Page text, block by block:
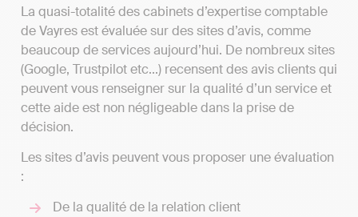
La quasi-totalité des cabinets d’expertise comptable
de Vayres est évaluée sur des sites d’avis, comme
beaucoup de services aujourd’hui. De nombreux sites
(Google, Trustpilot etc...) recensent des avis clients qui
peuvent vous renseigner sur la qualité d’un service et
cette aide est non négligeable dans la prise de
décision.
Les sites d’avis peuvent vous proposer une évaluation
:
De la qualité de la relation client